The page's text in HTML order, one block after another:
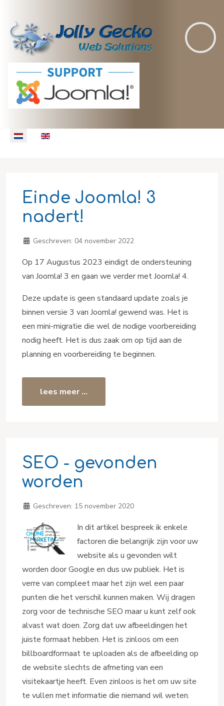
Selecteer de taal
Einde Joomla! 3
nadert!
Geschreven: 04 november 2022
Op 17 Augustus 2023 eindigt de ondersteuning
van Joomla! 3 en gaan we verder met Joomla! 4.
Deze update is geen standaard update zoals je
binnen versie 3 van Joomla! gewend was. Het is
een mini-migratie die wel de nodige voorbereiding
nodig heeft. Het is dus zaak om op tijd aan de
planning en voorbereiding te beginnen.
lees meer …
SEO - gevonden
worden
Geschreven: 15 november 2020
In dit artikel bespreek ik enkele
factoren die belangrijk zijn voor uw
website als u gevonden wilt
worden door Google en dus uw publiek. Het is
verre van compleet maar het zijn wel een paar
punten die het verschil kunnen maken. Wij dragen
zorg voor de technische SEO maar u kunt zelf ook
alvast wat doen. Zorg dat uw afbeeldingen het
juiste formaat hebben. Het is zinloos om een
billboardformaat te uploaden als de afbeelding op
de website slechts de afmeting van een
visitekaartje heeft. Even zinloos is het om uw site
te vullen met informatie die niemand wil weten.